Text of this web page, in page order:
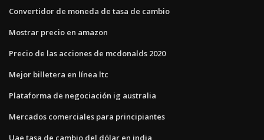
Convertidor de moneda de tasa de cambio
Mostrar precio en amazon
Precio de las acciones de mcdonalds 2020
Mejor billetera en línea ltc
Plataforma de negociación ig australia
Mercados comerciales para principiantes
Uae tasa de cambio del dólar en india